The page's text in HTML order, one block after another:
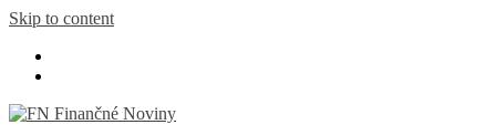
Skip to content